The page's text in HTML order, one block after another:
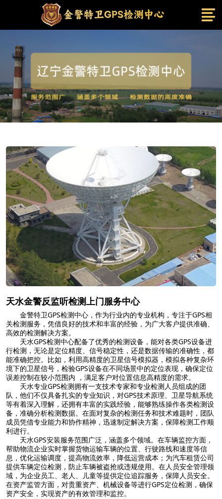
天水金警反监听检测上门服务中心
金警特卫GPS检测中心，作为行业内的专业机构，专注于GPS相
关检测服务，凭借良好的技术和丰富的经验，为广大客户提供准确、
高效的检测解决方案。
天水GPS检测中心配备了优秀的检测设备，能对各类GPS设备进
行检测，无论是定位精度、信号稳定性，还是数据传输的准确性，都
能准确把控。比如，利用高精度的卫星信号模拟器，模拟各种复杂环
境下的卫星信号，检验GPS设备在不同场景中的定位表现，确保定位
误差控制在较小范围内 ，满足客户对位置信息高精度的需求。
天水专业GPS检测拥有一支技术专家和专业检测人员组成的团
队，他们不仅具备扎实的专业知识，对GPS技术原理、卫星导航系统
等有着深入理解，还拥有丰富的实践经验，能够熟练操作各类检测设
备，准确分析检测数据。在面对复杂的检测任务和技术难题时，团队
成员凭借专业能力和协作精神，迅速制定解决方案，保障检测工作顺
利进行。
天水GPS安装服务范围广泛，涵盖多个领域。在车辆监控方面，
帮助物流企业实时掌握货物运输车辆的位置、行驶路线和速度等信
息，优化运输调度，提高物流效率，降低运营成本；为汽车租赁公司
提供车辆定位检测，防止车辆被盗抢或违规使用。在人员安全管理领
域，为企业员工、老人、儿童等提供定位追踪服务，保障人员安全。
在资产监管方面，对贵重资产、机械设备等进行GPS定位检测，确保
资产安全，实现资产的有效管理和监控。